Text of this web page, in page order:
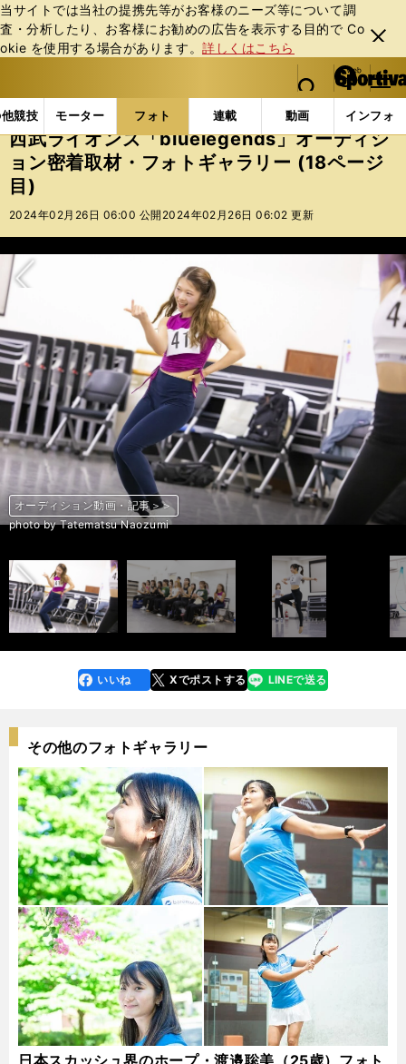
当サイトでは当社の提携先等がお客様のニーズ等について調
査・分析したり、お客様にお勧めの広告を表⽰する⽬的で Co
okie を使⽤する場合があります。詳しくはこちら
閉じ
る
web Sportiva (webスポルティーバ)
検索
マイペ
ー
ジ
メニュ
競技 モーター フォト 連載 動画 インフォ
b
ス
ポ
ル
テ
ー
バ
フォトギャラリー 西武ライオンズ「bluelegends」オ
西武ライオンズ「bluelegends」オーディシ
ョン密着取材・フォトギャラリー (18ページ
目)
2024年02月26日 06:00 公開 2024年02月26日 06:02 更新
次へ
オーディション動画・記事＞＞
photo by Tatematsu Naozumi
オーディション動画・記事＞＞
photo by Tatematsu Naozumi
オーディション動画・記事＞＞
photo by Tatematsu Naozumi
オーディション動画・記事＞＞
photo by Tatematsu Naozumi
オーディション動画・記事＞＞
photo by Tatematsu Naozumi
オーディション動画・記事＞＞
photo by Tatematsu Naozumi
オーディション動画・記事＞＞
photo by Tatematsu Naozumi
オーディション動画・記事＞＞
photo by Tatematsu Naozumi
オーディション動画・記事＞＞
photo by Tatematsu Naozumi
オーディション動画・記事＞＞
photo by Tatematsu Naozumi
オーディション動画・記事＞＞
photo by Tatematsu Naozumi
オーディション動画・記事＞＞
photo by Tatematsu Naozumi
オーディション動画・記事＞＞
photo by Tatematsu Naozumi
オーディション動画・記事＞＞
photo by Tatematsu Naozumi
オーディション動画・記事＞＞
photo by Tatematsu Naozumi
オーディション動画・記事＞＞
photo by Tatematsu Naozumi
オーディション動画・記事＞＞
photo by Tatematsu Naozumi
オーディション動画・記事＞＞
photo by Tatematsu Naozumi
オーディション動画・記事＞＞
photo by Tatematsu Naozumi
オーディション動画・記事＞＞
photo by Tatematsu Naozumi
オーディション動画・記事＞＞
photo by Tatematsu Naozumi
オーディション動画・記事＞＞
photo by Tatematsu Naozumi
オーディション動画・記事＞＞
photo by Tatematsu Naozumi
オーディション動画・記事＞＞
photo by Tatematsu Naozumi
オーディション動画・記事＞＞
photo by Tatematsu Naozumi
オーディション動画・記事＞＞
photo by Tatematsu Naozumi
オーディション動画・記事＞＞
photo by Tatematsu Naozumi
オーディション動画・記事＞＞
photo by Tatematsu Naozumi
オーディション動画・記事＞＞
photo by Tatematsu Naozumi
オーディション動画・記事＞＞
photo by Tatematsu Naozumi
オーディション動画・記事＞＞
photo by Tatematsu Naozumi
オーディション動画・記事＞＞
photo by Tatematsu Naozumi
オーディション動画・記事＞＞
photo by Tatematsu Naozumi
オーディション動画・記事＞＞
photo by Tatematsu Naozumi
オーディション動画・記事＞＞
photo by Tatematsu Naozumi
前へ
faceboo
k
いいね Xでポストする
line LINEで送る
その他のフォトギャラリー
日本スカッシュ界のホープ・渡邉聡美（25歳）フォト